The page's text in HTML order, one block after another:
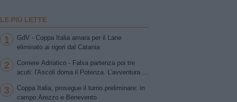
LE PIÙ LETTE
1
GdV - Coppa Italia amara per il Lane
eliminato ai rigori dal Catania
2
Corriere Adriatico - Falsa partenza poi tre
acuti: l'Ascoli doma il Potenza. L'avventura in
il Genoa
3
Coppa Italia, prosegue il turno preliminare: in
campo Arezzo e Benevento